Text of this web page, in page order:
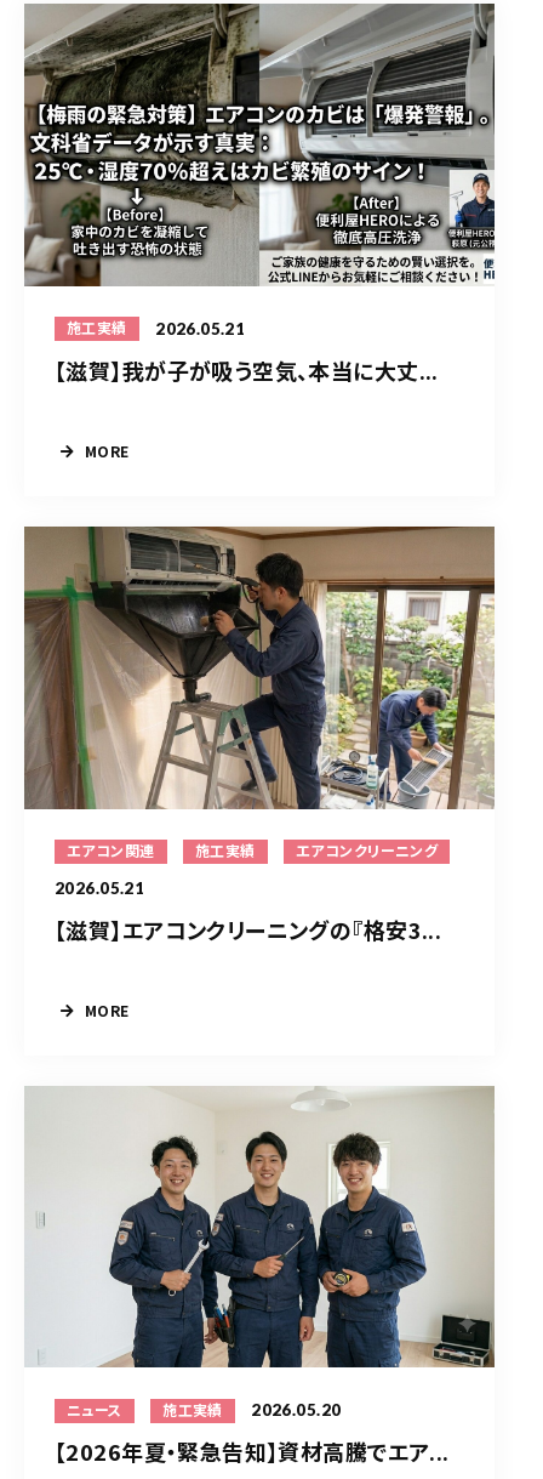
施工実績 2026.05.21
【滋賀】我が子が吸う空気、本当に大丈...
MORE
エアコン関連 施工実績 エアコンクリーニング
2026.05.21
【滋賀】エアコンクリーニングの『格安3...
MORE
ニュース 施工実績 2026.05.20
【2026年夏・緊急告知】資材高騰でエア...